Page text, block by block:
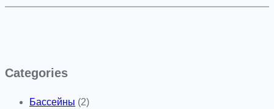
Categories
Бассейны (2)